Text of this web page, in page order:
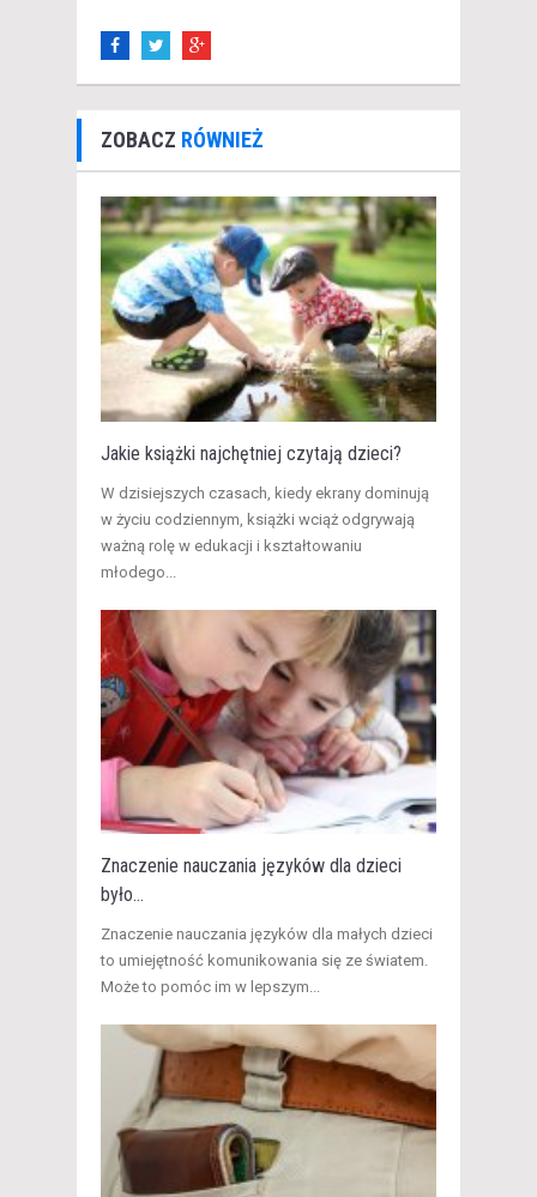
ZOBACZ RÓWNIEŻ
Jakie książki najchętniej czytają dzieci?
W dzisiejszych czasach, kiedy ekrany dominują
w życiu codziennym, książki wciąż odgrywają
ważną rolę w edukacji i kształtowaniu
młodego...
Znaczenie nauczania języków dla dzieci
było...
Znaczenie nauczania języków dla małych dzieci
to umiejętność komunikowania się ze światem.
Może to pomóc im w lepszym...